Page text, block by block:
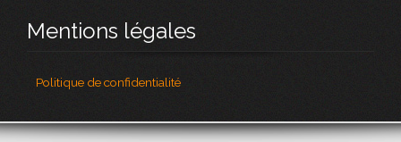
Mentions légales
Politique de confidentialité